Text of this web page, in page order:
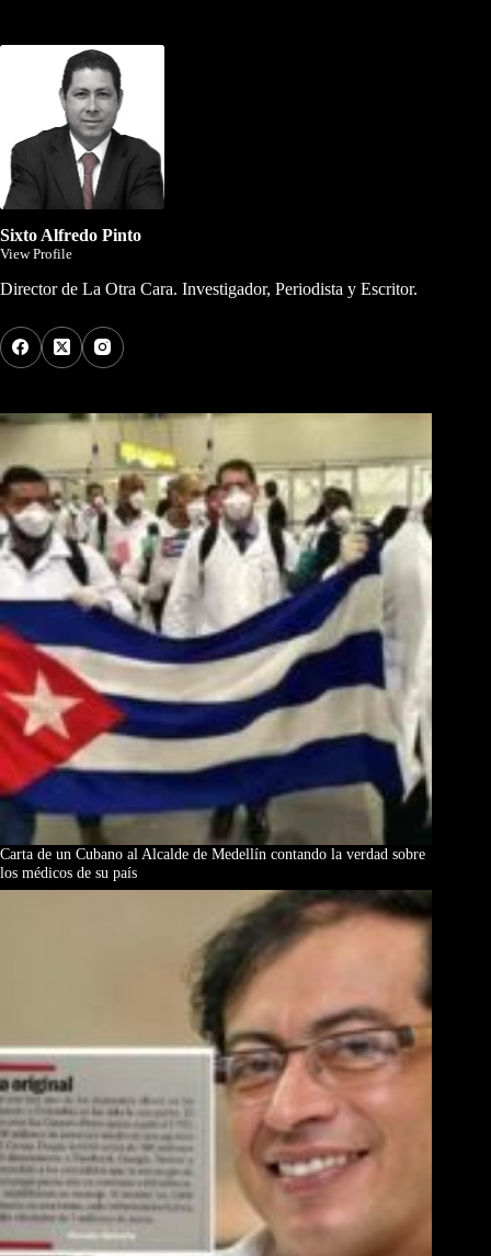
Sixto Alfredo Pinto
View Profile
Director de La Otra Cara. Investigador, Periodista y Escritor.
Carta de un Cubano al Alcalde de Medellín contando la verdad sobre
los médicos de su país